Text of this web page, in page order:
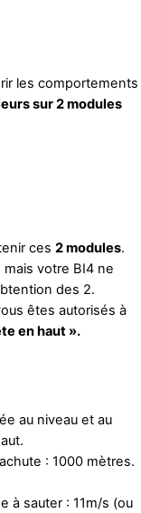
les comportements
sur 2 modules
ces 2 modules.
votre BI4 ne
des 2.
êtes autorisés à
en haut ».
au niveau et au
: 1000 mètres.
à sauter : 11m/s (ou